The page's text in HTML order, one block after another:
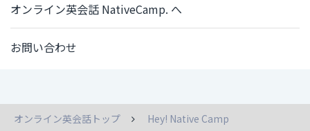
オンライン英会話 NativeCamp. へ
お問い合わせ
オンライン英会話トップ
Hey! Native Camp